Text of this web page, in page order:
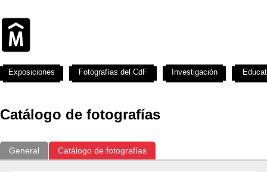
Catálogo de fotografías
General Catálogo de fotografías
Exposiciones Fotografías del CdF Investigación